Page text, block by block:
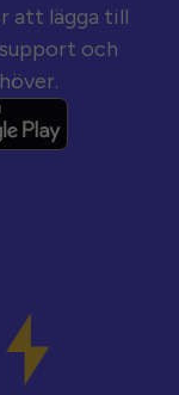
att lägga till
och